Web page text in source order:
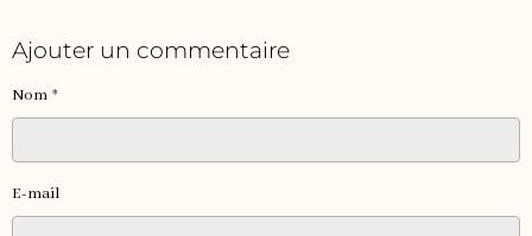
Ajouter un commentaire
Nom
E-mail